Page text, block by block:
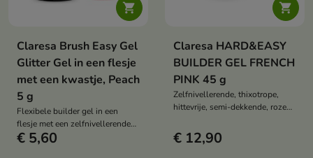

Claresa Brush Easy Gel
Glitter Gel in een flesje
met een kwastje, Peach
5 g
Flexibele builder gel in een
flesje met een zelfnivellerende
formule die de natuurlijke
€ 5,60

Claresa HARD&EASY
BUILDER GEL FRENCH
PINK 45 g
Zelfnivellerende, thixotrope,
hittevrije, semi-dekkende, roze
verlenging, versterking,
langdurige styling.
€ 12,90